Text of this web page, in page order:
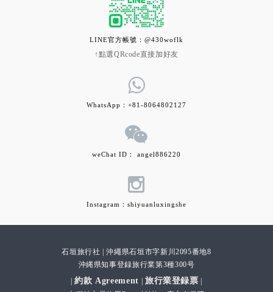
LINE官方帳號：@430woflk
↑點選QRcode直接加好友
WhatsApp：+81-8064802127
weChat ID： angel886220
Instagram：shiyuanluxingshe
石垣旅行社 | 沖繩県石垣市字新川2095番地8
沖縄県知事登録旅行業第3種300号
|約款 Agreement 旅行業登録票